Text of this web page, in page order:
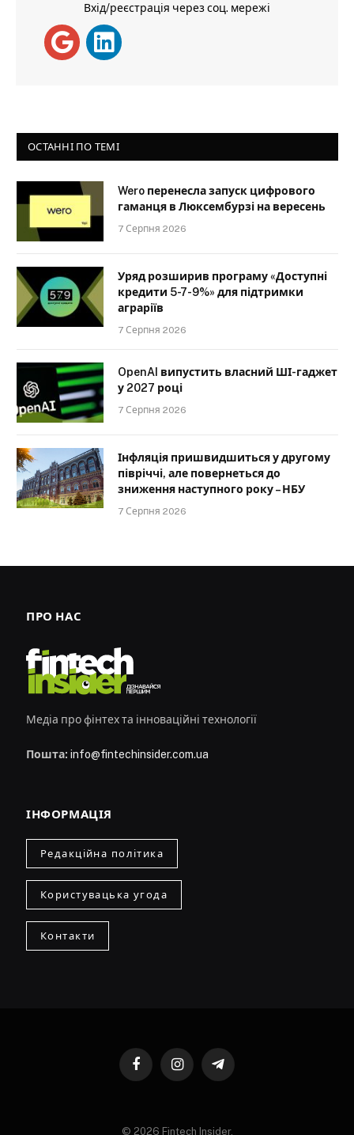
Вхід/реєстрація через соц. мережі
ОСТАННІ ПО ТЕМІ
Wero перенесла запуск цифрового
гаманця в Люксембурзі на вересень
7 Серпня 2026
Уряд розширив програму «Доступні
кредити 5-7-9%» для підтримки
аграріїв
7 Серпня 2026
OpenAI випустить власний ШІ-гаджет
у 2027 році
7 Серпня 2026
Інфляція пришвидшиться у другому
півріччі, але повернеться до
зниження наступного року – НБУ
7 Серпня 2026
ПРО НАС
Медіа про фінтех та інноваційні технології
Пошта: info@fintechinsider.com.ua
ІНФОРМАЦІЯ
Редакційна політика
Користувацька угода
Контакти
FacebookInstagramTelegram
© 2026 Fintech Insider.